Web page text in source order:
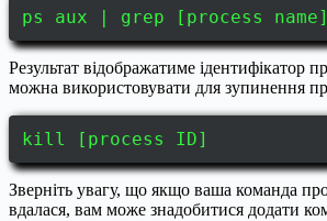
ps aux | grep [process name]
Результат відображатиме ідентифікатор
можна використовувати для зупинення
kill [process ID]
Зверніть увагу, що якщо ваша команда
вдалася, вам може знадобитися додати